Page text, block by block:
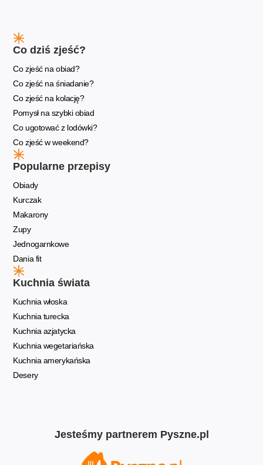
Co dziś zjeść?
Co zjeść na obiad?
Co zjeść na śniadanie?
Co zjeść na kolację?
Pomysł na szybki obiad
Co ugotować z lodówki?
Co zjeść w weekend?
Popularne przepisy
Obiady
Kurczak
Makarony
Zupy
Jednogarnkowe
Dania fit
Kuchnia świata
Kuchnia włoska
Kuchnia turecka
Kuchnia azjatycka
Kuchnia wegetariańska
Kuchnia amerykańska
Desery
Jesteśmy partnerem Pyszne.pl